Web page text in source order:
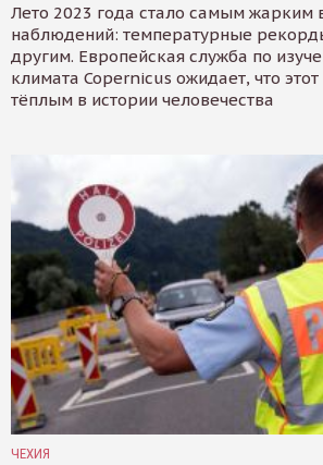
Лето 2023 года стало самым жарким
наблюдений: температурные
другим. Европейская служба по
климата Copernicus ожидает, что
тёплым в истории человечества
ЧЕХИЯ